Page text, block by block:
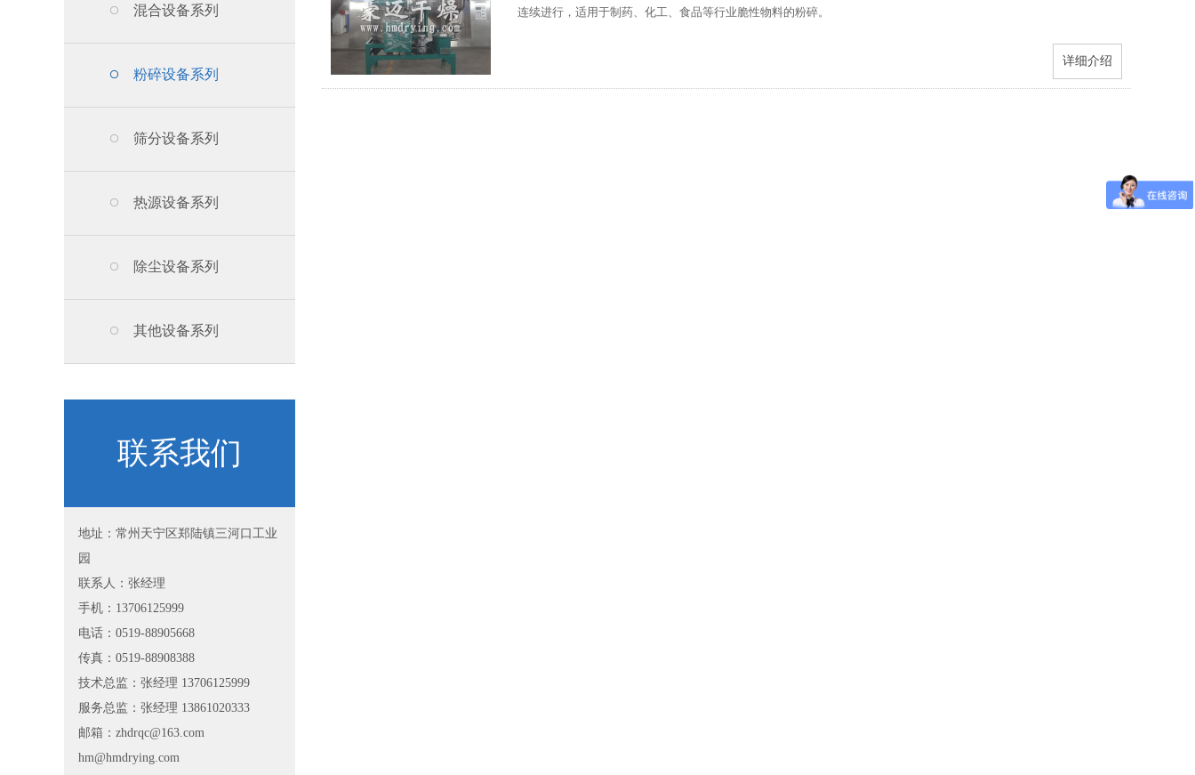
混合设备系列
粉碎设备系列
筛分设备系列
热源设备系列
除尘设备系列
其他设备系列
联系我们
地址：常州天宁区郑陆镇三河口工业
园
联系人：张经理
手机：13706125999
电话：0519-88905668
传真：0519-88908388
技术总监：张经理 13706125999
服务总监：张经理 13861020333
邮箱：zhdrqc@163.com
hm@hmdrying.com
连续进行，适用于制药、化工、食品等行业脆性物料的粉碎。
详细介绍